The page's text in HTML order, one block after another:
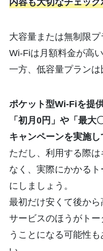
内容も大切なチェッ
大容量または無制限
Wi-Fiは月額料金が高
一方、低容量プランは
ポケット型Wi-Fiを提
「初月0円」や「最大
キャンペーンを実施し
ただし、利用する際
なく、実際にかかる
にしましょう。
最初だけ安くて後か
サービスのほうがト
うことになる可能性